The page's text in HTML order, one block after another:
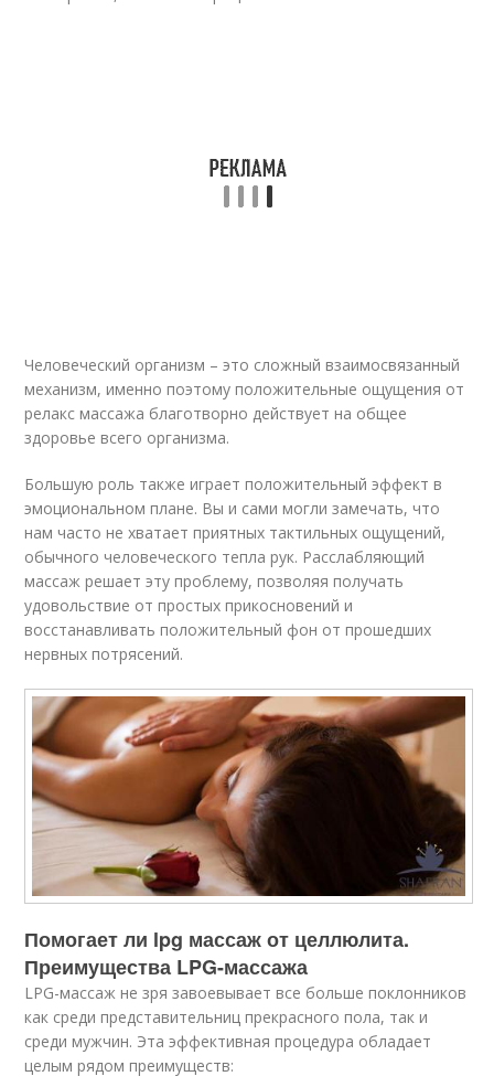
Человеческий организм – это сложный взаимосвязанный
механизм, именно поэтому положительные ощущения от
релакс массажа благотворно действует на общее
здоровье всего организма.
Большую роль также играет положительный эффект в
эмоциональном плане. Вы и сами могли замечать, что
нам часто не хватает приятных тактильных ощущений,
обычного человеческого тепла рук. Расслабляющий
массаж решает эту проблему, позволяя получать
удовольствие от простых прикосновений и
восстанавливать положительный фон от прошедших
нервных потрясений.
Помогает ли lpg массаж от целлюлита.
Преимущества LPG-массажа
LPG-массаж не зря завоевывает все больше поклонников
как среди представительниц прекрасного пола, так и
среди мужчин. Эта эффективная процедура обладает
целым рядом преимуществ: